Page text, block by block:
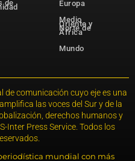
de
Europa
Medio
Oriente y
Norte de
África
Mundo
comunicación cuyo eje es una
las voces del Sur y de la
derechos humanos y
Inter Press Service. Todos los
mundial con más